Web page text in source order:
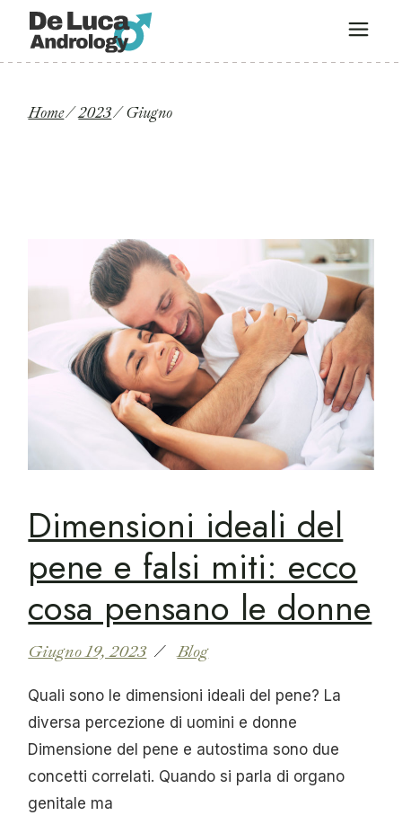
Home 2023 Giugno
Dimensioni ideali del
pene e falsi miti: ecco
cosa pensano le donne
Giugno 19, 2023 Blog
Quali sono le dimensioni ideali del pene? La
diversa percezione di uomini e donne
Dimensione del pene e autostima sono due
concetti correlati. Quando si parla di organo
genitale ma